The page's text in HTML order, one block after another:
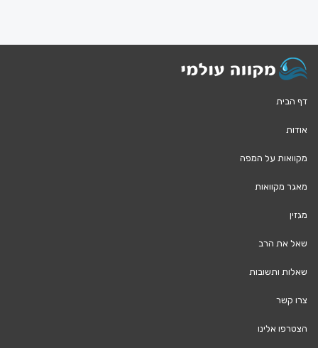
דף הבית
אודות
מקוואות על המפה
מאגר מקוואות
מגזין
שאל את הרב
שאלות ותשובות
צרו קשר
הצטרפו אלינו